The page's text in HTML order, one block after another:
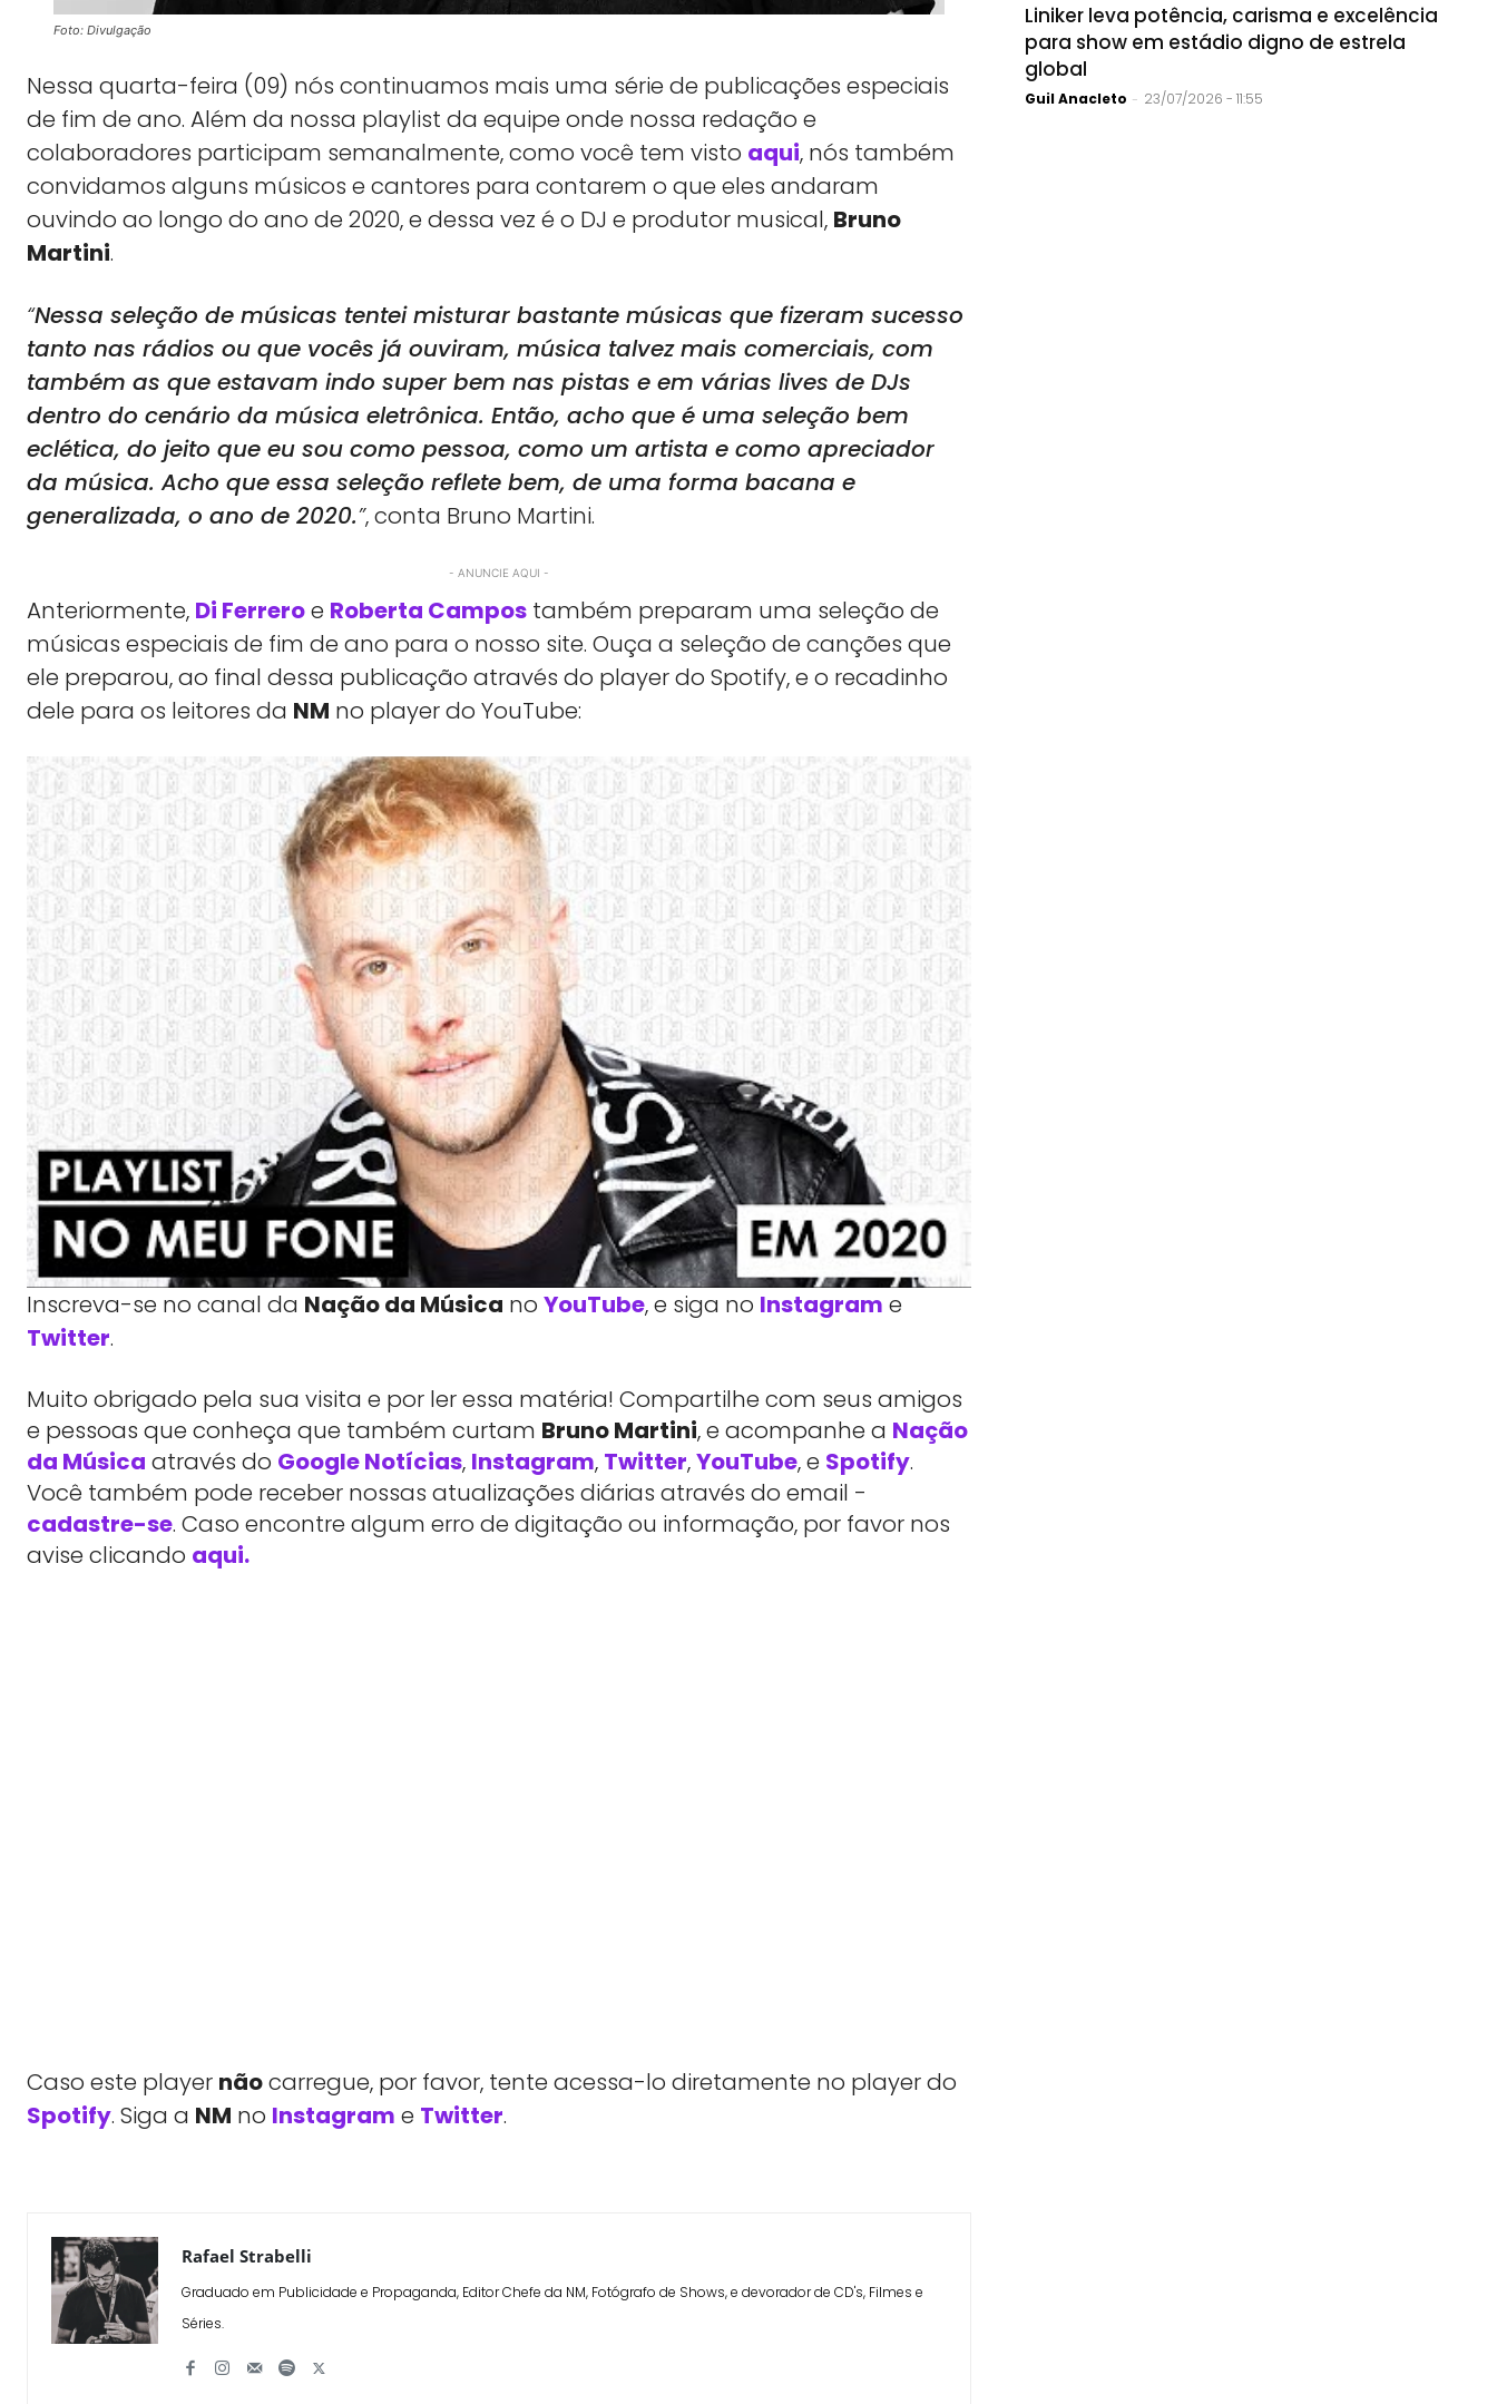
Foto: Divulgação
Nessa quarta-feira (09) nós continuamos mais uma série de publicações especiais
de fim de ano. Além da nossa playlist da equipe onde nossa redação e
colaboradores participam semanalmente, como você tem visto aqui, nós também
convidamos alguns músicos e cantores para contarem o que eles andaram
ouvindo ao longo do ano de 2020, e dessa vez é o DJ e produtor musical, Bruno
Martini.
“Nessa seleção de músicas tentei misturar bastante músicas que fizeram sucesso
tanto nas rádios ou que vocês já ouviram, música talvez mais comerciais, com
também as que estavam indo super bem nas pistas e em várias lives de DJs
dentro do cenário da música eletrônica. Então, acho que é uma seleção bem
eclética, do jeito que eu sou como pessoa, como um artista e como apreciador
da música. Acho que essa seleção reflete bem, de uma forma bacana e
generalizada, o ano de 2020.”, conta Bruno Martini.
- ANUNCIE AQUI -
Anteriormente, Di Ferreroe Roberta Campos também preparam uma seleção de
músicas especiais de fim de ano para o nosso site. Ouça a seleção de canções que
ele preparou, ao final dessa publicação através do player do Spotify, e o recadinho
dele para os leitores da NM no player do YouTube:
Inscreva-se no canal da Nação da Música no YouTube, e siga no Instagram e
Twitter.
Muito obrigado pela sua visita e por ler essa matéria! Compartilhe com seus amigos
e pessoas que conheça que também curtam Bruno Martini, e acompanhe a Nação
da Música através do Google Notícias, Instagram, Twitter,YouTube, e Spotify.
Você também pode receber nossas atualizações diárias através do email -
cadastre-se. Caso encontre algum erro de digitação ou informação, por favor nos
avise clicando aqui.
Caso este player nãocarregue, por favor, tente acessa-lo diretamente no player do
Spotify. Siga a NM no Instagram e Twitter.
Rafael Strabelli
Graduado em Publicidade e Propaganda, Editor Chefe da NM, Fotógrafo de Shows, e devorador de CD's, Filmes e
Séries.
Liniker leva potência, carisma e excelência
para show em estádio digno de estrela
global
Guil Anacleto - 23/07/2026 - 11:55